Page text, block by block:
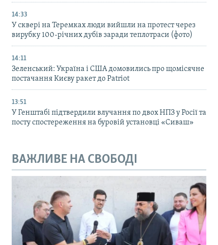
14:33
У сквері на Теремках люди вийшли на протест через
вирубку 100-річних дубів заради теплотраси (фото)
14:11
Зеленський: Україна і США домовились про щомісячне
постачання Києву ракет до Patriot
13:51
У Генштабі підтвердили влучання по двох НПЗ у Росії та
посту спостереження на буровій установці «Сиваш»
ВАЖЛИВЕ НА СВОБОДІ